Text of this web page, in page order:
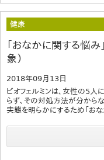
健康
「おなかに関する悩
象）
2018年09月13日
ビオフェルミンは、女性の5
らず、その対処方法が分から
実態を明らかにするため「お